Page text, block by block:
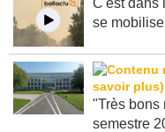
C'est dans
se
"Très bons
semestre